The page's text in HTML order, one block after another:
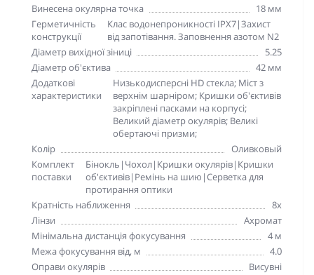
Винесена окулярна точка
18 мм
Герметичність
конструкції
Клас водонепроникності IPX7|Захист
від запотівання. Заповнення азотом N2
Діаметр вихідної зіниці
5.25
Діаметр об'єктива
42 мм
Додаткові
характеристики
Низькодисперсні HD стекла; Міст з
верхнім шарніром; Кришки об'єктивів
закріплені пасками на корпусі;
Великий діаметр окулярів; Великі
обертаючі призми;
Колір
Оливковый
Комплект
поставки
Бінокль|Чохол|Кришки окулярів|Кришки
об'єктивів|Ремінь на шию|Серветка для
протирання оптики
Кратність наближення
8x
Лінзи
Ахромат
Мінімальна дистанція фокусування
4 м
Межа фокусування від, м
4.0
Оправи окулярів
Висувні